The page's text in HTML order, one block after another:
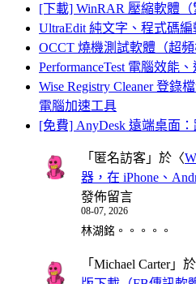
[下載] WinRAR 壓縮軟體（
UltraEdit 純文字、程式碼
OCCT 燒機測試軟體（超頻
PerformanceTest 電腦效能
Wise Registry Cleaner 登錄
電腦加速工具
[免費] AnyDesk 遠端桌面
「 匿名訪客 」於〈
器，在 iPhone、
發佈留言
08-07, 2026
林湖銘。。。。。
「 Michael Carter」